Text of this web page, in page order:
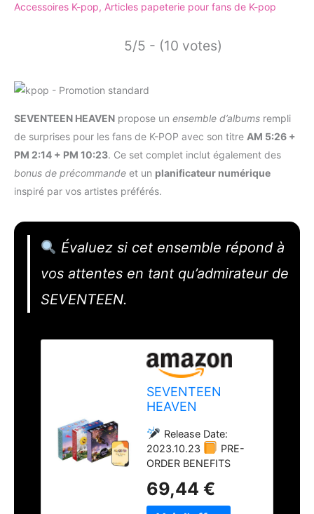
Accessoires K-pop, Articles papeterie pour fans de K-pop
5/5 - (10 votes)
SEVENTEEN HEAVEN propose un ensemble d’albums rempli
de surprises pour les fans de K-POP avec son titre AM 5:26 +
PM 2:14 + PM 10:23. Ce set complet inclut également des
bonus de précommande et un planificateur numérique
inspiré par vos artistes préférés.
Évaluez si cet ensemble répond à
vos attentes en tant qu’admirateur de
SEVENTEEN.
SEVENTEEN
HEAVEN
[AM 5:26 + PM
2:14 + PM 10:23(3
Ver) Full Album
Set]+Pre Order
Benefits+BolsVos
K-POP Inspired
Release Date:
2023.10.23
PRE-
ORDER BENEFITS
POSTERS Cannot be
Guaranteed After Pre
69,44 €